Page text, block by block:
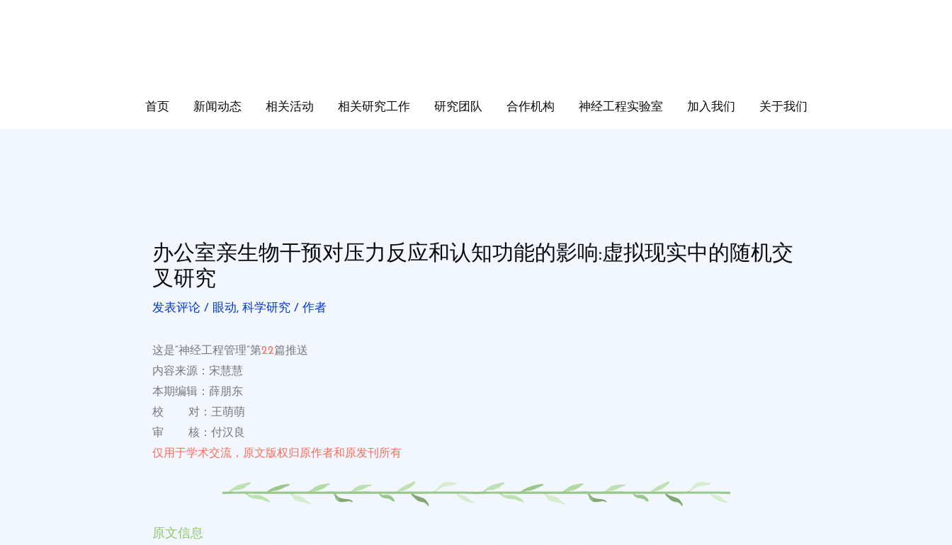
首页 新闻动态 相关活动 相关研究工作 研究团队 合作机构 神经工程实验室 加入我们 关于我们
办公室亲生物干预对压力反应和认知功能的影响:虚拟现实中的随机交
叉研究
发表评论 / 眼动,科学研究 / 作者
这是“神经工程管理”第22篇推送
内容来源：宋慧慧
本期编辑：薛朋东
校 对：王萌萌
审 核：付汉良
仅用于学术交流，原文版权归原作者和原发刊所有
原文信息